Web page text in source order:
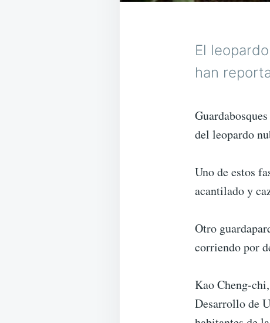
El
han
del leopardo
Uno de estos
acantilado y
Otro
corriendo por
Kao Cheng-
Desarrollo de